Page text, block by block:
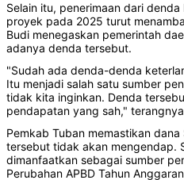
Selain itu, penerimaan dari
proyek pada 2025 turut
Budi menegaskan pemerintah
adanya denda tersebut.
"Sudah ada denda-denda
Itu menjadi salah satu sumber
tidak kita inginkan. Denda
pendapatan yang sah,"
Pemkab Tuban memastikan
tersebut tidak akan mengendap.
dimanfaatkan sebagai sumber
Perubahan APBD Tahun